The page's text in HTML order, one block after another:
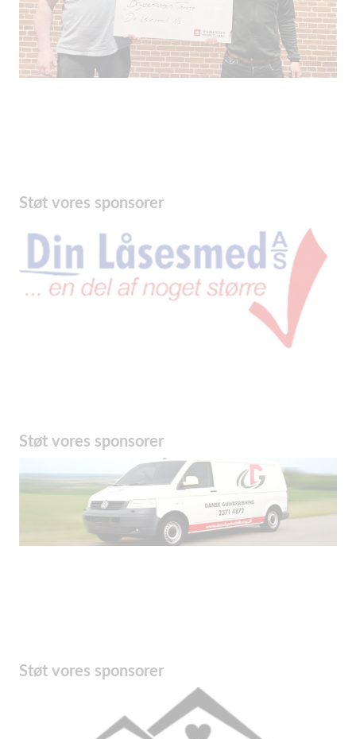
Støt vores sponsorer
Støt vores sponsorer
Støt vores sponsorer